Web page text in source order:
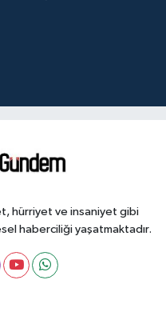
hürriyet ve insaniyet gibi
haberciliği yaşatmaktadır.